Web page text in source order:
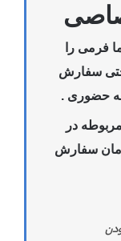
فرمی را
سفارش
حضوری .
در
زمان سفارش